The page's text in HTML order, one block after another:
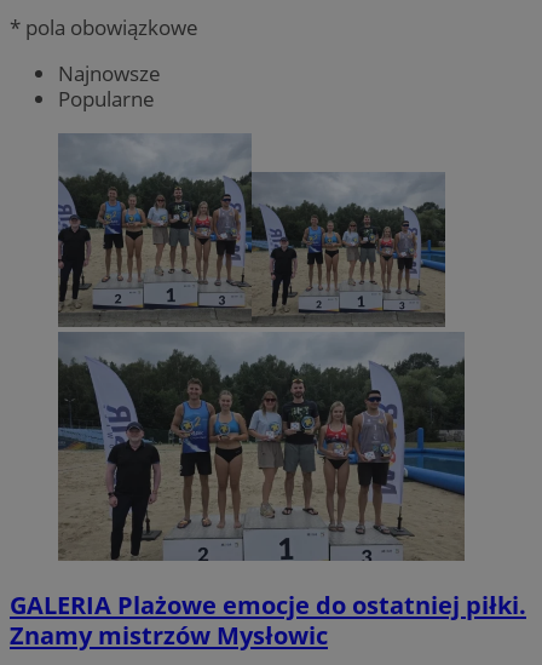
* pola obowiązkowe
Najnowsze
Popularne
GALERIA Plażowe emocje do ostatniej piłki.
Znamy mistrzów Mysłowic